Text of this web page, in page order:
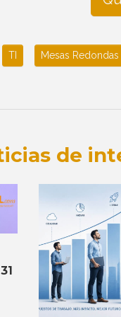
TI Mesas Redondas
de